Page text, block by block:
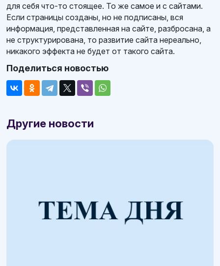
для себя что-то стоящее. То же самое и с сайтами.
Если страницы созданы, но не подписаны, вся
информация, представленная на сайте, разбросана, а
не структурирована, то развитие сайта нереально,
никакого эффекта не будет от такого сайта.
Поделиться новостью
Другие новости